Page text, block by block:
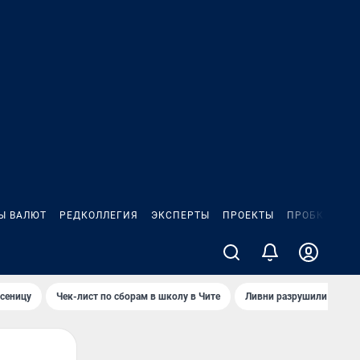
ВАЛЮТ РЕДКОЛЛЕГИЯ ЭКСПЕРТЫ ПРОЕКТЫ ПРОБКИ
Чек-лист по сборам в школу в Чите Ливни разрушили